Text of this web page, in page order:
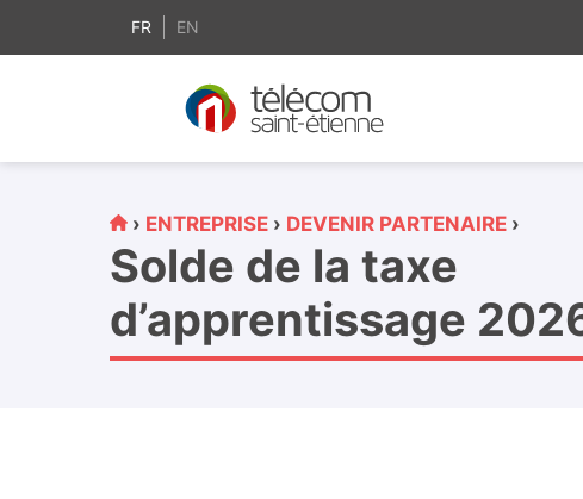
FR EN
› ENTREPRISE › DEVENIR PARTENAIRE ›
Solde de la taxe
d’apprentissage